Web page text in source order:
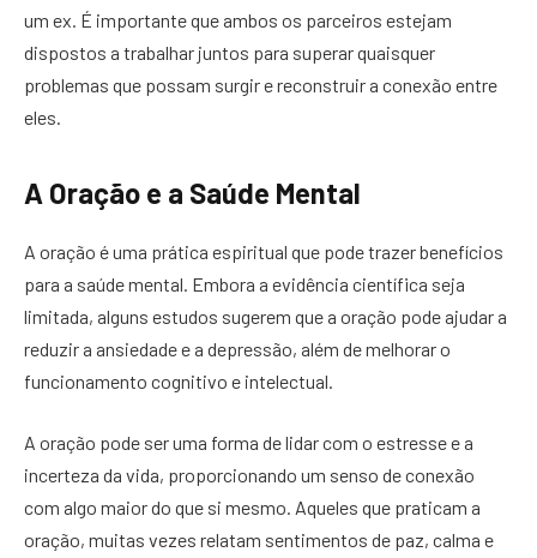
um ex. É importante que ambos os parceiros estejam
dispostos a trabalhar juntos para superar quaisquer
problemas que possam surgir e reconstruir a conexão entre
eles.
A Oração e a Saúde Mental
A oração é uma prática espiritual que pode trazer benefícios
para a saúde mental. Embora a evidência científica seja
limitada, alguns estudos sugerem que a oração pode ajudar a
reduzir a ansiedade e a depressão, além de melhorar o
funcionamento cognitivo e intelectual.
A oração pode ser uma forma de lidar com o estresse e a
incerteza da vida, proporcionando um senso de conexão
com algo maior do que si mesmo. Aqueles que praticam a
oração, muitas vezes relatam sentimentos de paz, calma e